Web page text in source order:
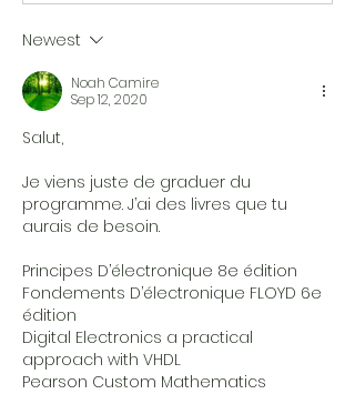
Newest
Noah Camire
Sep 12, 2020
Salut,
Je viens juste de graduer du
programme. J’ai des livres que tu
aurais de besoin.
Principes D’électronique 8e édition
Fondements D’électronique FLOYD 6e
édition
Digital Electronics a practical
approach with VHDL
Pearson Custom Mathematics